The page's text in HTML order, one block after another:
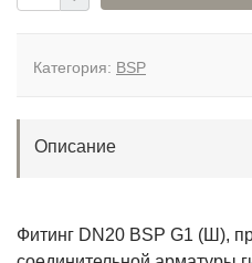
Категория: BSP
Описание
Фитинг DN20 BSP G1 (Ш),